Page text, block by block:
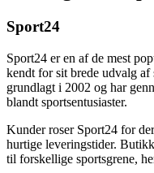
Sport24
Sport24 er en af de mest
kendt for sit brede udvalg
grundlagt i 2002 og har
blandt sportsentusiaster.
Kunder roser Sport24 for
hurtige leveringstider.
til forskellige sportsgrene,